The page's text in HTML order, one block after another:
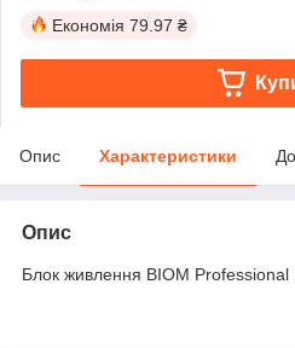
Економія 79.97 ₴
Опис Характеристики
Опис
Блок живлення BIOM